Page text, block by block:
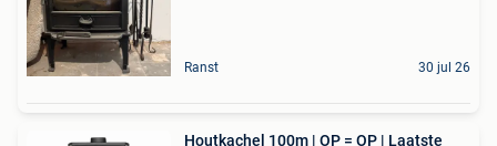
Ranst 30 jul 26
Houtkachel 100m | OP = OP | Laatste